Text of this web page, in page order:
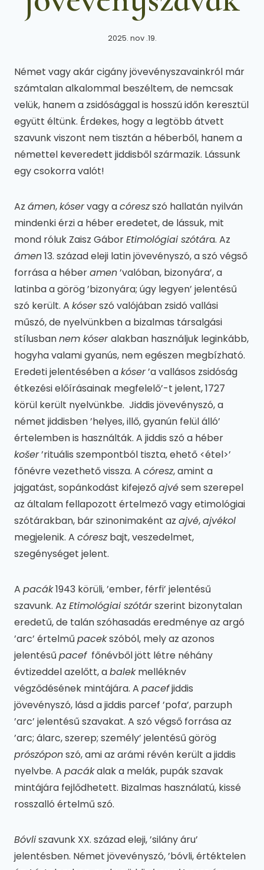
2025. nov .19.
Német vagy akár cigány jövevényszavainkról már
számtalan alkalommal beszéltem, de nemcsak
velük, hanem a zsidósággal is hosszú időn keresztül
együtt éltünk. Érdekes, hogy a legtöbb átvett
szavunk viszont nem tisztán a héberből, hanem a
némettel keveredett jiddisből származik. Lássunk
egy csokorra valót!
Az ámen,kóservagy acóreszszó hallatán nyilván
mindenki érzi a héber eredetet, de lássuk, mit
mond róluk Zaisz GáborEtimológiai szótára. Az
ámen13. század eleji latin jövevényszó, a szó végső
forrása a héberamen’valóban, bizonyára’, a
latinba a görög ’bizonyára; úgy legyen’ jelentésű
szó került. A kóserszó valójában zsidó vallási
műszó, de nyelvünkben a bizalmas társalgási
stílusbannem kóseralakban használjuk leginkább,
hogyha valami gyanús, nem egészen megbízható.
Eredeti jelentésében akóser’a vallásos zsidóság
étkezési előírásainak megfelelő’-t jelent, 1727
körül került nyelvünkbe. Jiddis jövevényszó, a
német jiddisben ’helyes, illő, gyanún felül álló’
értelemben is használták. A jiddis szó a héber
košer’rituális szempontból tiszta, ehető <étel>’
főnévre vezethető vissza. A córesz, amint a
jajgatást, sopánkodást kifejezőajvésem szerepel
az általam fellapozott értelmező vagy etimológiai
szótárakban, bár szinonimaként az ajvé,ajvékol
megjelenik. A córeszbajt, veszedelmet,
szegénységet jelent.
A pacák1943 körüli, ’ember, férfi’ jelentésű
szavunk. Az Etimológiai szótárszerint bizonytalan
eredetű, de talán szóhasadás eredménye az argó
’arc’ értelmű pacekszóból, mely az azonos
jelentésű paceffőnévből jött létre néhány
évtizeddel azelőtt, abalekmelléknév
végződésének mintájára. A pacefjiddis
jövevényszó, lásd a jiddis parcef ’pofa’, parzuph
’arc’ jelentésű szavakat. A szó végső forrása az
’arc; álarc, szerep; személy’ jelentésű görög
prószóponszó, ami az arámi révén került a jiddis
nyelvbe. A pacákalak a melák, pupák szavak
mintájára fejlődhetett. Bizalmas használatú, kissé
rosszalló értelmű szó.
Bóvliszavunk XX. század eleji, ’silány áru’
jelentésben. Német jövevényszó, ’bóvli, értéktelen